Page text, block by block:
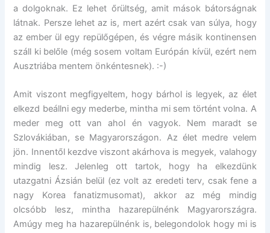
a dolgoknak. Ez lehet őrültség, amit mások bátorságnak
látnak. Persze lehet az is, mert azért csak van súlya, hogy
az ember ül egy repülőgépen, és végre másik kontinensen
száll ki belőle (még sosem voltam Európán kívül, ezért nem
Ausztriába mentem önkéntesnek). :-)
Amit viszont megfigyeltem, hogy bárhol is legyek, az élet
elkezd beállni egy mederbe, mintha mi sem történt volna. A
meder meg ott van ahol én vagyok. Nem maradt se
Szlovákiában, se Magyarországon. Az élet medre velem
jön. Innentől kezdve viszont akárhova is megyek, valahogy
mindig lesz. Jelenleg ott tartok, hogy ha elkezdünk
utazgatni Ázsián belül (ez volt az eredeti terv, csak fene a
nagy Korea fanatizmusomat), akkor az még mindig
olcsóbb lesz, mintha hazarepülnénk Magyarországra.
Amúgy meg ha hazarepülnénk is, belegondolok hogy mi is